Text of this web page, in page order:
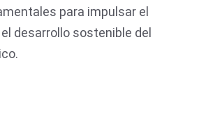
para impulsar el
desarrollo sostenible del